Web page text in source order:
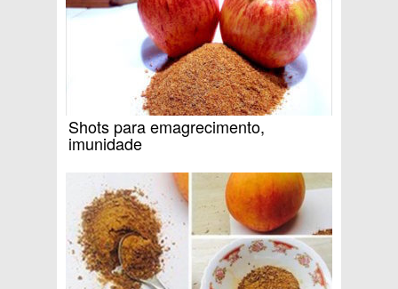
Shots para emagrecimento,
imunidade